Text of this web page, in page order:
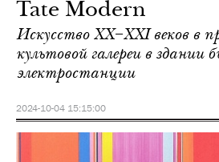
Tate Modern
Искусство XX–XXI веков в
культовой галереи в здании
электростанции
2024-10-04 15:15:00